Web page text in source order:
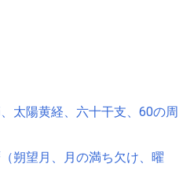
太陽黄経、六十干支、60の周
朔望月、月の満ち欠け、曜